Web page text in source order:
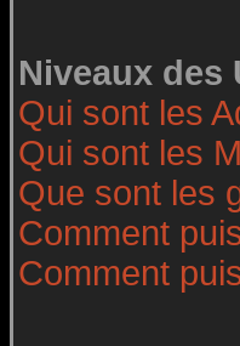
Niveaux des
Qui sont les
Qui sont les
Que sont les
Comment
Comment